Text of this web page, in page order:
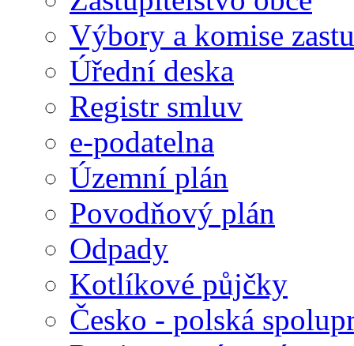
Výbory a komise
Úřední deska
Registr smluv
e-podatelna
Územní plán
Povodňový plán
Odpady
Kotlíkové půjčky
Česko - polská